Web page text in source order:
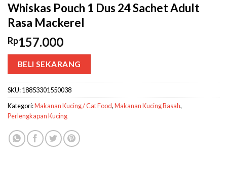
Whiskas Pouch 1 Dus 24 Sachet Adult
Rasa Mackerel
Rp157.000
BELI SEKARANG
SKU:18853301550038
Kategori:Makanan Kucing / Cat Food,Makanan Kucing Basah,
Perlengkapan Kucing